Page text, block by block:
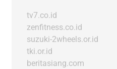
tv7.co.id
zenfitness.co.id
suzuki-2wheels.or.id
tki.or.id
beritasiang.com